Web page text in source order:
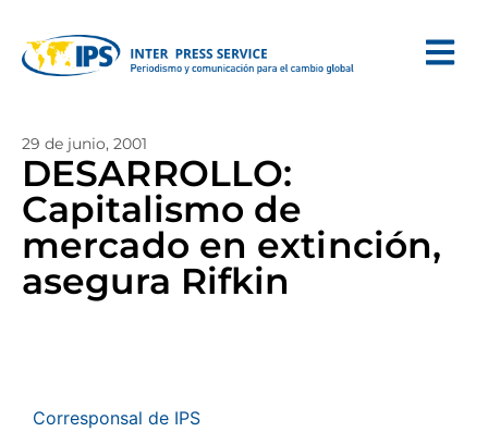
29 de junio, 2001
DESARROLLO:
Capitalismo de
mercado en extinción,
asegura Rifkin
Corresponsal de IPS